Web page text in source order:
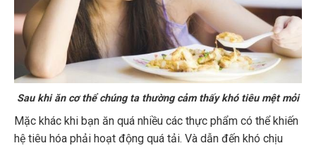
Sau khi ăn cơ thể chúng ta thường cảm thấy khó tiêu mệt mỏi
Mặc khác khi bạn ăn quá nhiều các thực phẩm có thể khiến
hệ tiêu hóa phải hoạt động quá tải. Và dẫn đến khó chịu